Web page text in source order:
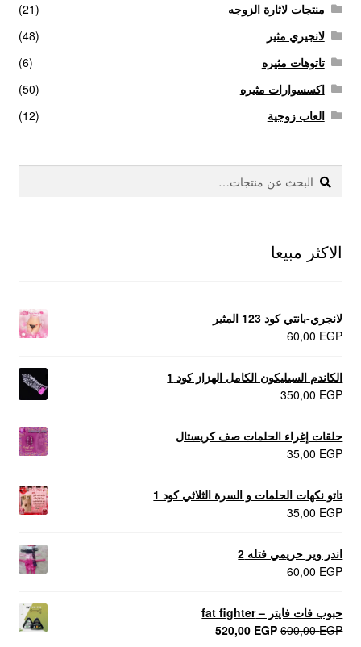
منتجات لاثارة الزوجه
(21)
لانجيري مثير
(48)
تاتوهات مثيره
(6)
اكسسوارات مثيره
(50)
العاب زوجية
(12)
البحث
عن:
بحث
الاكثر مبيعا
لانجري-بانتي كود 123 المثير
60,00 EGP
الكاندم السيليكون الكامل الهزاز كود 1
350,00 EGP
حلقات إغراء الحلمات صف كريستال
35,00 EGP
تاتو نكهات الحلمات و السرة الثلاثي كود 1
35,00 EGP
اندر وير حريمي فتله 2
60,00 EGP
حبوب فات فايتر – fat fighter
600,00EGP
السعر520,00 EGP
السعر